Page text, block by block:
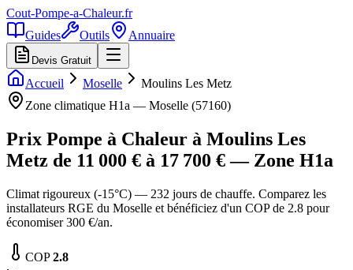
Cout-Pompe-a-Chaleur.fr
Guides
Outils Annuaire
Devis Gratuit
Accueil Moselle
Moulins Les Metz
Zone climatique H1a — Moselle (57160)
Prix Pompe à Chaleur à Moulins Les
Metz de 11 000 € à 17 700 € — Zone H1a
Climat rigoureux (-15°C) — 232 jours de chauffe. Comparez les
installateurs RGE du Moselle et bénéficiez d'un COP de 2.8 pour
économiser 300 €/an.
COP2.8